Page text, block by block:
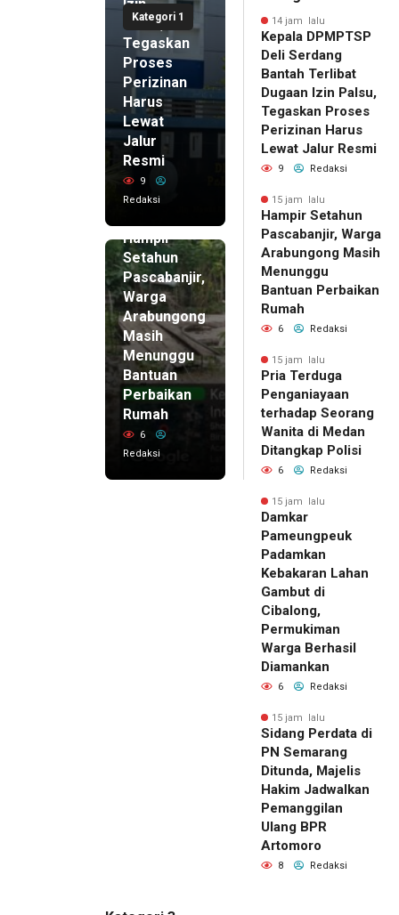
Kategori 1
Izin
Palsu,
Tegaskan
Proses
Perizinan
Harus
Lewat
Jalur
Resmi
9
Redaksi
Hampir
Setahun
Pascabanjir,
Warga
Arabungong
Masih
Menunggu
Bantuan
Perbaikan
Rumah
6
Redaksi
14 jam lalu
Kepala DPMPTSP
Deli Serdang
Bantah Terlibat
Dugaan Izin Palsu,
Tegaskan Proses
Perizinan Harus
Lewat Jalur Resmi
9 Redaksi
15 jam lalu
Hampir Setahun
Pascabanjir, Warga
Arabungong Masih
Menunggu
Bantuan Perbaikan
Rumah
6 Redaksi
15 jam lalu
Pria Terduga
Penganiayaan
terhadap Seorang
Wanita di Medan
Ditangkap Polisi
6 Redaksi
15 jam lalu
Damkar
Pameungpeuk
Padamkan
Kebakaran Lahan
Gambut di
Cibalong,
Permukiman
Warga Berhasil
Diamankan
6 Redaksi
15 jam lalu
Sidang Perdata di
PN Semarang
Ditunda, Majelis
Hakim Jadwalkan
Pemanggilan
Ulang BPR
Artomoro
8 Redaksi